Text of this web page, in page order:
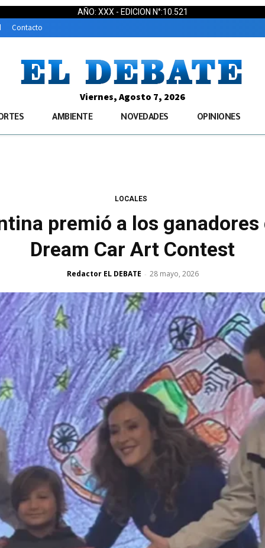
AÑO: XXX - EDICION N°:10.521
Contacto
Viernes, Agosto 7, 2026
AMBIENTE NOVEDADES OPINIONES
LOCALES
premió a los ganadores
Dream Car Art Contest
Redactor EL DEBATE - 28 mayo, 2026